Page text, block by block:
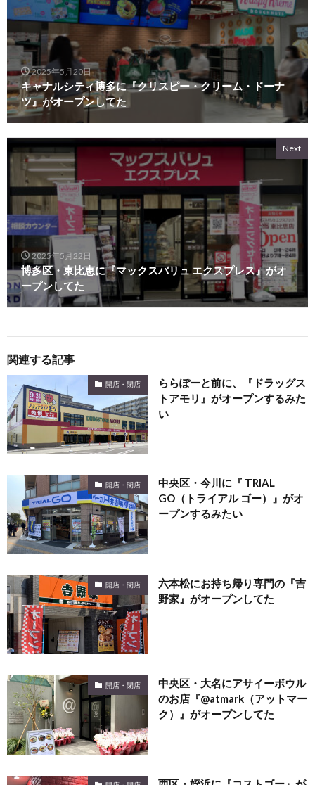
2025年5月20日
キャナルシティ博多に『クリスピー・クリーム・ドーナ
ツ』がオープンしてた
Next
2025年5月22日
博多区・東比恵に『マックスバリュ エクスプレス』がオ
ープンしてた
関連する記事
開店・閉店
ららぽーと前に、『ドラッグス
トアモリ』がオープンするみた
い
開店・閉店
中央区・今川に『 TRIAL
GO（トライアル ゴー）』がオ
ープンするみたい
開店・閉店
六本松にお持ち帰り専門の『吉
野家』がオープンしてた
開店・閉店
中央区・大名にアサイーボウル
のお店『@atmark（アットマー
ク）』がオープンしてた